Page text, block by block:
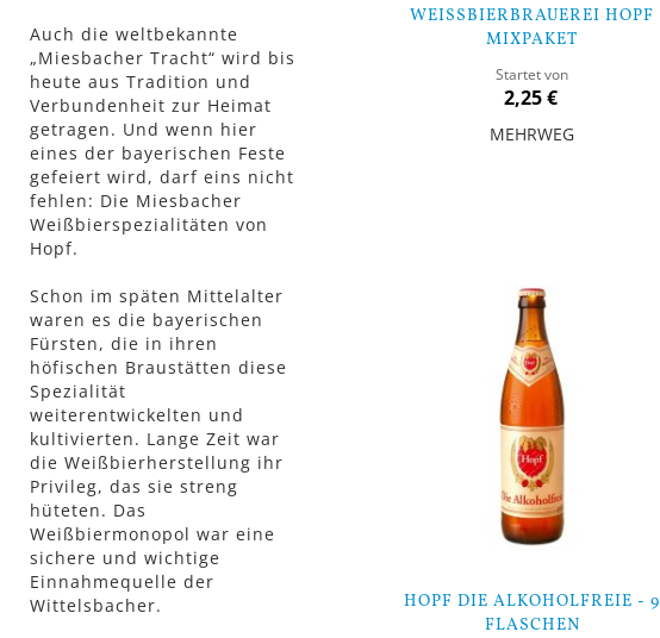
WEISSBIERBRAUEREI HOPF M
IXPAKET
Startet von
2,25 €
MEHRWEG
HOPF DIE ALKOHOLFREIE - 9
FLASCHEN
Auch die weltbekannte
„Miesbacher Tracht“ wird bis
heute aus Tradition und
Verbundenheit zur Heimat
getragen. Und wenn hier
eines der bayerischen Feste
gefeiert wird, darf eins nicht
fehlen: Die Miesbacher
Weißbierspezialitäten von
Hopf.
Schon im späten Mittelalter
waren es die bayerischen
Fürsten, die in ihren
höfischen Braustätten diese
Spezialität
weiterentwickelten und
kultivierten. Lange Zeit war
die Weißbierherstellung ihr
Privileg, das sie streng
hüteten. Das
Weißbiermonopol war eine
sichere und wichtige
Einnahmequelle der
Wittelsbacher.